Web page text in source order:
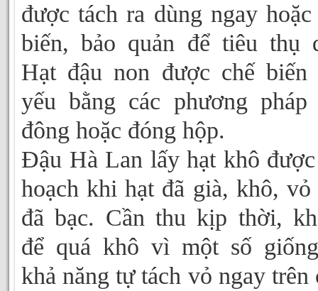
được tách ra dùng ngay hoặc
biến, bảo quản để tiêu thụ
Hạt đậu non được chế biến
yếu bằng các phương pháp
đông hoặc đóng hộp.
Đậu Hà Lan lấy hạt khô
hoạch khi hạt đã già, khô, vỏ
đã bạc. Cần thu kịp thời,
để quá khô vì một số
khả năng tự tách vỏ ngay trên